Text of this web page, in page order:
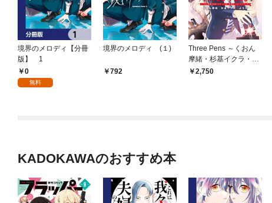
境界のメロディ【分冊
版】 1
0
無料
境界のメロディ (１)
792
Three Pens ～くおん
摩緒・杉基イクラ・よ
も灯 25周年メモリア
2,750
KADOKAWAのおすすめ本